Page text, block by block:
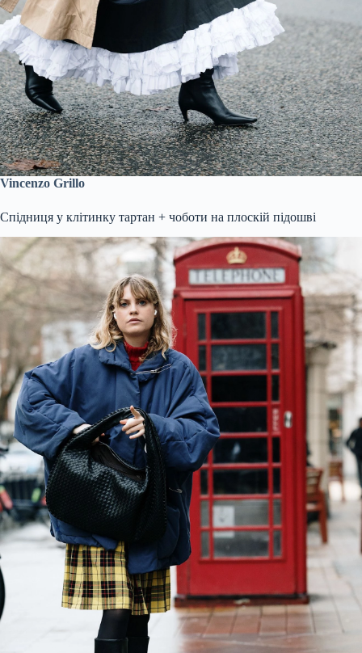
Vincenzo Grillo
Спідниця у клітинку тартан + чоботи на плоскій підошві